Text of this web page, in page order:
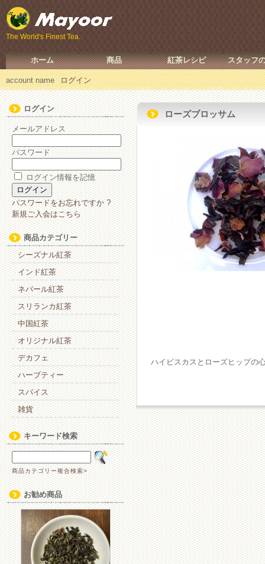
The World's Finest Tea.
ホーム 商品 紅茶レシピ スタッフ
account name ログイン
ローズブロッサム
ハイビスカスとローズヒップの
ログイン
メールアドレス
パスワード
ログイン情報を記憶
パスワードをお忘れですか ?
新規ご入会はこちら
商品カテゴリー
シーズナル紅茶
インド紅茶
ネパール紅茶
スリランカ紅茶
中国紅茶
オリジナル紅茶
デカフェ
ハーブティー
スパイス
雑貨
キーワード検索
商品カテゴリー複合検索>
お勧め商品